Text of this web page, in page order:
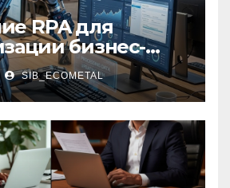
RPA для
бизнес-
SIB_ECOMETAL